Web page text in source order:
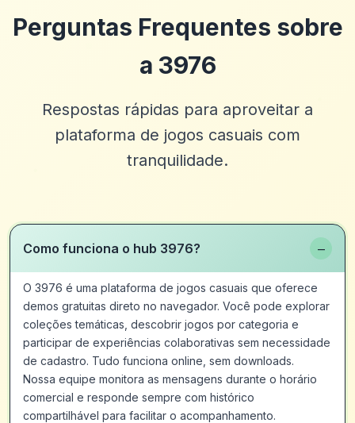
Perguntas Frequentes sobre
a 3976
Respostas rápidas para aproveitar a
plataforma de jogos casuais com
tranquilidade.
Como funciona o hub 3976? −
O 3976 é uma plataforma de jogos casuais que oferece
demos gratuitas direto no navegador. Você pode explorar
coleções temáticas, descobrir jogos por categoria e
participar de experiências colaborativas sem necessidade
de cadastro. Tudo funciona online, sem downloads.
Nossa equipe monitora as mensagens durante o horário
comercial e responde sempre com histórico
compartilhável para facilitar o acompanhamento.